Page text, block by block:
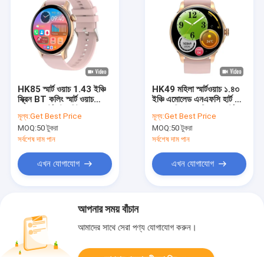
HK85 স্মার্ট ওয়াচ 1.43 ইঞ্চি
স্ক্রিন BT কলিং স্মার্ট ওয়াচ
মূল্য:Get Best Price
MOQ:50 টুকরা
সর্বশেষ দাম পান
এখন যোগাযোগ
HK49 মহিলা স্মার্টওয়াচ ১.৪৩
ইঞ্চি এমোলেড এনএফসি হার্ট রেট
মোড
মূল্য:Get Best Price
MOQ:50 টুকরা
সর্বশেষ দাম পান
এখন যোগাযোগ
আপনার সময় বাঁচান
আমাদের সাথে সেরা পণ্য যোগাযোগ করুন।